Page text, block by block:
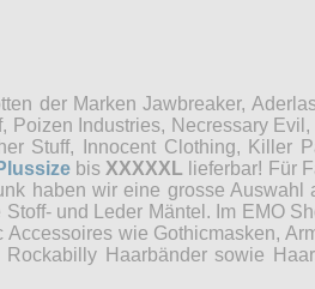
der Marken Jawbreaker,
Industries, Necressary
Stuff, Innocent Clothing, Killer
bis XXXXXL lieferbar! Für
haben wir eine grosse
und Leder Mäntel. Im EMO
wie Gothicmasken,
Haarbänder sowie